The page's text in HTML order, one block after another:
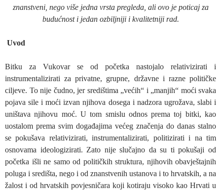
znanstveni, nego više jedna vrsta pregleda, ali ovo je poticaj za
budućnost i jedan ozbiljniji i kvalitetniji rad.
Uvod
Bitku za Vukovar se od početka nastojalo relativizirati i
instrumentalizirati za privatne, grupne, državne i razne političke
ciljeve. To nije čudno, jer središtima „većih“ i „manjih“ moći svaka
pojava sile i moći izvan njihova dosega i nadzora ugrožava, slabi i
uništava njihovu moć. U tom smislu odnos prema toj bitki, kao
uostalom prema svim događajima većeg značenja do danas stalno
se pokušava relativizirati, instrumentalizirati, politizirati i na tim
osnovama ideologizirati. Zato nije slučajno da su ti pokušaji od
početka išli ne samo od političkih struktura, njihovih obavještajnih
poluga i središta, nego i od znanstvenih ustanova i to hrvatskih, a na
žalost i od hrvatskih povjesničara koji kotiraju visoko kao Hrvati u